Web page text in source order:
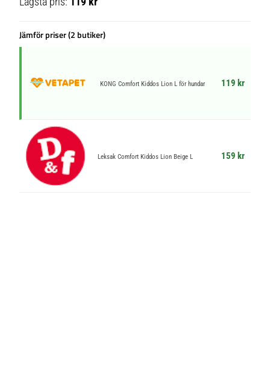
Jämför priser (2 butiker)
KONG Comfort Kiddos Lion L för hundar 119 kr
Leksak Comfort Kiddos Lion Beige L 159 kr